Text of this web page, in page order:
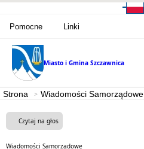
Pomocne Linki
Miasto i Gmina Szczawnica
Strona Wiadomości Samorządowe
Czytaj na głos
Wiadomości Samorządowe